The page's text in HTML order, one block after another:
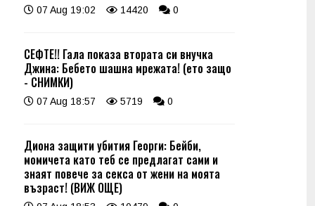
07 Aug 19:02 14420 0
СЕФТЕ!! Гала показа втората си внучка
Джина: Бебето шашна мрежата! (ето защо
- СНИМКИ)
07 Aug 18:57 5719 0
Диона защити убития Георги: Бейби,
момичета като теб се предлагат сами и
знаят повече за секса от жени на моята
възраст! (ВИЖ ОЩЕ)